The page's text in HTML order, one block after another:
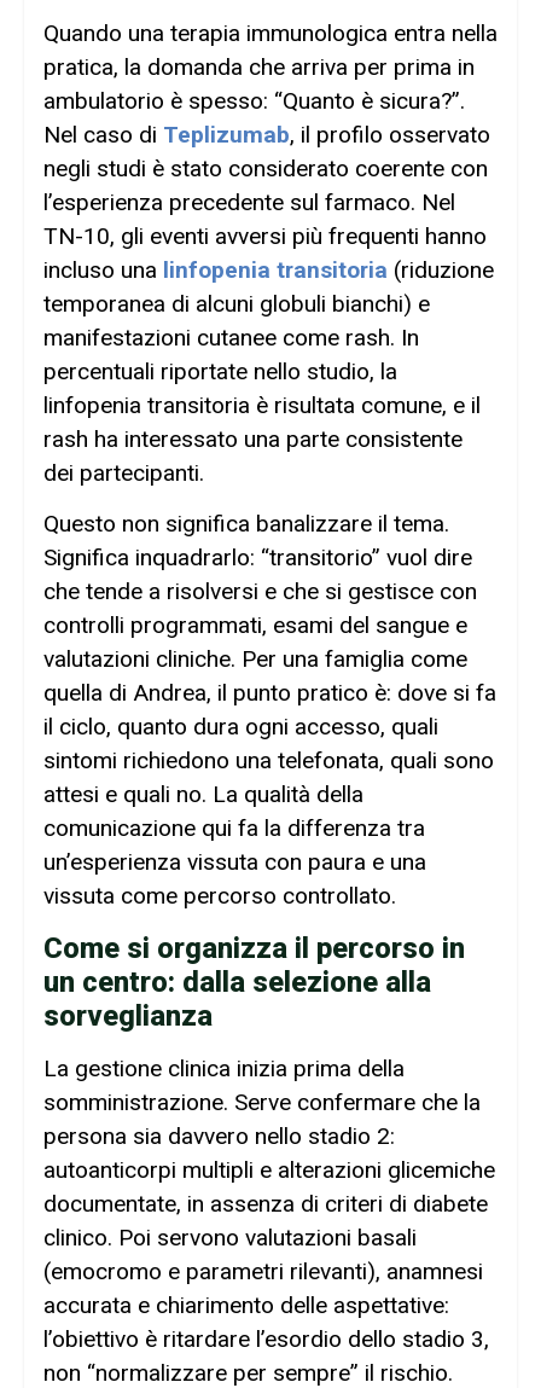
Quando una terapia immunologica entra nella
pratica, la domanda che arriva per prima in
ambulatorio è spesso: “Quanto è sicura?”.
Nel caso di Teplizumab, il profilo osservato
negli studi è stato considerato coerente con
l’esperienza precedente sul farmaco. Nel
TN-10, gli eventi avversi più frequenti hanno
incluso una linfopenia transitoria (riduzione
temporanea di alcuni globuli bianchi) e
manifestazioni cutanee come rash. In
percentuali riportate nello studio, la
linfopenia transitoria è risultata comune, e il
rash ha interessato una parte consistente
dei partecipanti.
Questo non significa banalizzare il tema.
Significa inquadrarlo: “transitorio” vuol dire
che tende a risolversi e che si gestisce con
controlli programmati, esami del sangue e
valutazioni cliniche. Per una famiglia come
quella di Andrea, il punto pratico è: dove si fa
il ciclo, quanto dura ogni accesso, quali
sintomi richiedono una telefonata, quali sono
attesi e quali no. La qualità della
comunicazione qui fa la differenza tra
un’esperienza vissuta con paura e una
vissuta come percorso controllato.
Come si organizza il percorso in
un centro: dalla selezione alla
sorveglianza
La gestione clinica inizia prima della
somministrazione. Serve confermare che la
persona sia davvero nello stadio 2:
autoanticorpi multipli e alterazioni glicemiche
documentate, in assenza di criteri di diabete
clinico. Poi servono valutazioni basali
(emocromo e parametri rilevanti), anamnesi
accurata e chiarimento delle aspettative:
l’obiettivo è ritardare l’esordio dello stadio 3,
non “normalizzare per sempre” il rischio.